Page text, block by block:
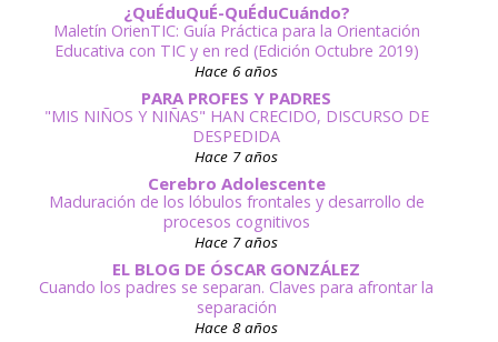
¿QuÉduQuÉ-QuÉduCuándo?
Maletín OrienTIC: Guía Práctica para la Orientación
Educativa con TIC y en red (Edición Octubre 2019)
Hace 6 años
PARA PROFES Y PADRES
"MIS NIÑOS Y NIÑAS" HAN CRECIDO, DISCURSO DE
DESPEDIDA
Hace 7 años
Cerebro Adolescente
Maduración de los lóbulos frontales y desarrollo de
procesos cognitivos
Hace 7 años
EL BLOG DE ÓSCAR GONZÁLEZ
Cuando los padres se separan. Claves para afrontar la
separación
Hace 8 años